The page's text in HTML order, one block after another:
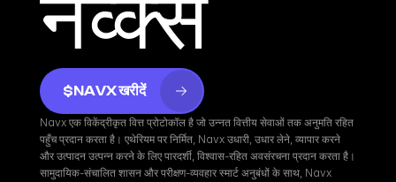
नव्क्स
$NAVX खरीदें
Navx एक विकेंद्रीकृत वित्त प्रोटोकॉल है जो उन्नत वित्तीय सेवाओं तक अनुमति रहित
पहुँच प्रदान करता है। एथेरियम पर निर्मित, Navx उधारी, उधार लेने, व्यापार करने
और उत्पादन उत्पन्न करने के लिए पारदर्शी, विश्वास-रहित अवसंरचना प्रदान करता है।
सामुदायिक-संचालित शासन और परीक्षण-व्यवहार स्मार्ट अनुबंधों के साथ, Navx